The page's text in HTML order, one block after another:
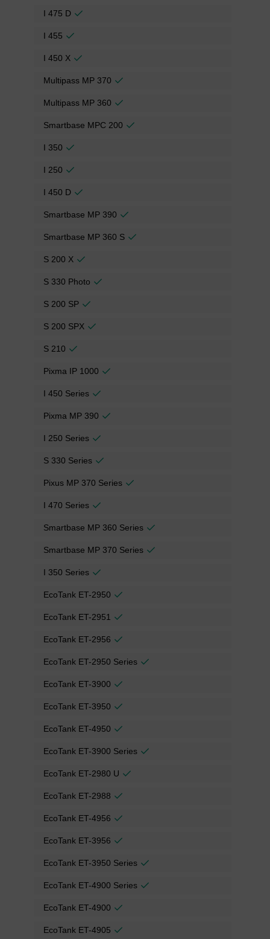
I 475 D
I 455
I 450 X
Multipass MP 370
Multipass MP 360
Smartbase MPC 200
I 350
I 250
I 450 D
Smartbase MP 390
Smartbase MP 360 S
S 200 X
S 330 Photo
S 200 SP
S 200 SPX
S 210
Pixma IP 1000
I 450 Series
Pixma MP 390
I 250 Series
S 330 Series
Pixus MP 370 Series
I 470 Series
Smartbase MP 360 Series
Smartbase MP 370 Series
I 350 Series
EcoTank ET-2950
EcoTank ET-2951
EcoTank ET-2956
EcoTank ET-2950 Series
EcoTank ET-3900
EcoTank ET-3950
EcoTank ET-4950
EcoTank ET-3900 Series
EcoTank ET-2980 U
EcoTank ET-2988
EcoTank ET-4956
EcoTank ET-3956
EcoTank ET-3950 Series
EcoTank ET-4900 Series
EcoTank ET-4900
EcoTank ET-4905